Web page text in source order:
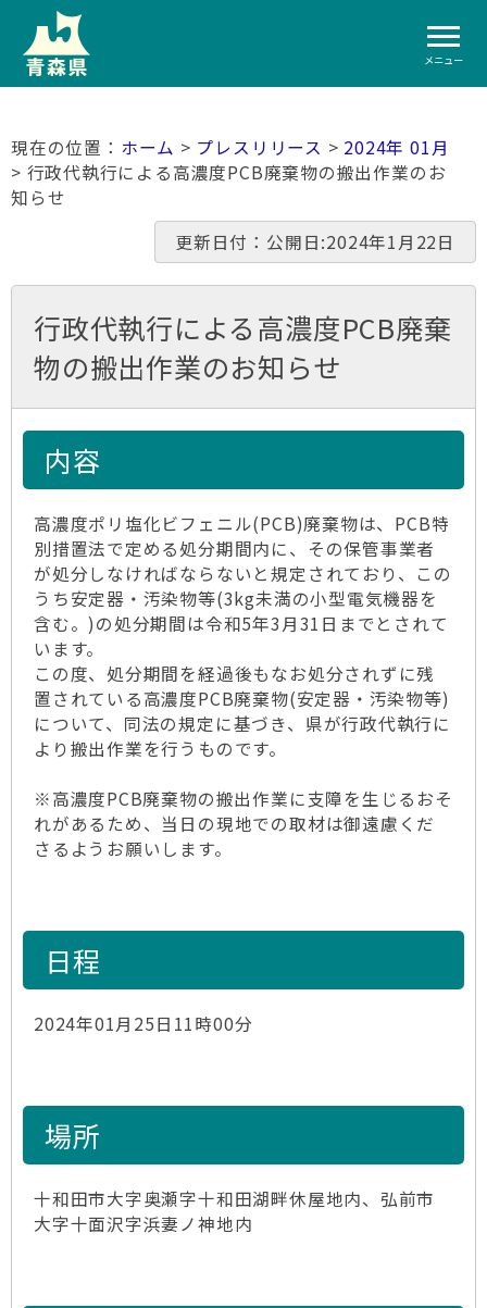
メニュー
ホーム > プレスリリース > 2024年 01月
> 行政代執行による高濃度PCB廃棄物の搬出作業のお
知らせ
更新日付：公開日:2024年1月22日
行政代執行による高濃度PCB廃棄
物の搬出作業のお知らせ
内容
高濃度ポリ塩化ビフェニル(PCB)廃棄物は、PCB特
別措置法で定める処分期間内に、その保管事業者
が処分しなければならないと規定されており、この
うち安定器・汚染物等(3kg未満の小型電気機器を
含む。)の処分期間は令和5年3月31日までとされて
います。
この度、処分期間を経過後もなお処分されずに残
置されている高濃度PCB廃棄物(安定器・汚染物等)
について、同法の規定に基づき、県が行政代執行に
より搬出作業を行うものです。
※高濃度PCB廃棄物の搬出作業に支障を生じるおそ
れがあるため、当日の現地での取材は御遠慮くだ
さるようお願いします。
日程
2024年01月25日11時00分
場所
十和田市大字奥瀬字十和田湖畔休屋地内、弘前市
大字十面沢字浜妻ノ神地内